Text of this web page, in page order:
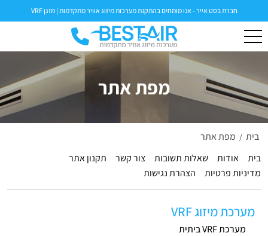
חברת בסט אייר - אנו מומחים בהתקנת מערכות מיזוג אוויר מתקדמות | מזגן VRF
מפת אתר
בית / מפת אתר
בית
אודות שאלות תשובות צור קשר
תקנון אתר
מדיניות פרטיות
הצהרת נגישות
מערכת מיזוג VRF
מערכת VRF ביתית